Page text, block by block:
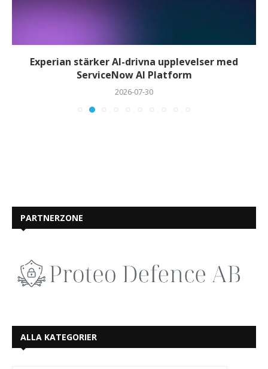
Experian stärker AI-drivna upplevelser med
ServiceNow AI Platform
2026-07-30
PARTNERZONE
ALLA KATEGORIER